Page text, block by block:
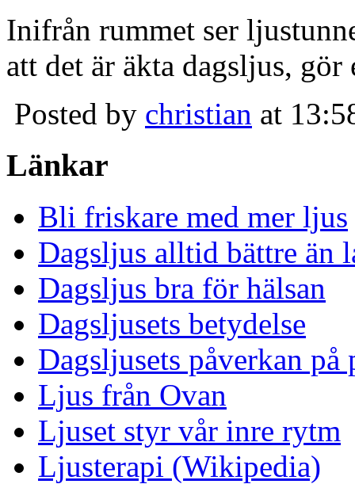
Inifrån rummet ser
att det är äkta dagsljus,
Posted by christian at
Länkar
Bli friskare med mer ljus
Dagsljus alltid bättre än
Dagsljus bra för hälsan
Dagsljusets betydelse
Dagsljusets påverkan på
Ljus från Ovan
Ljuset styr vår inre rytm
Ljusterapi (Wikipedia)